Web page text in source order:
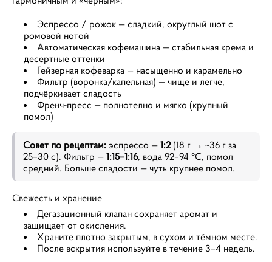
Эспрессо / рожок — сладкий, округлый шот с
ромовой нотой
Автоматическая кофемашина — стабильная крема и
десертные оттенки
Гейзерная кофеварка — насыщенно и карамельно
Фильтр (воронка/капельная) — чище и легче,
подчёркивает сладость
Френч-пресс — полнотелно и мягко (крупный
помол)
Совет по рецептам: эспрессо —1:2(18 г → ~36 г за
25–30 с). Фильтр —1:15–1:16, вода 92–94 °C, помол
средний. Больше сладости — чуть крупнее помол.
Свежесть и хранение
Дегазационный клапан сохраняет аромат и
защищает от окисления.
Храните плотно закрытым, в сухом и тёмном месте.
После вскрытия используйте в течение 3–4 недель.